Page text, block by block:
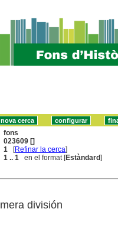
fons
023609 []
1 [Refinar la cerca]
1 .. 1 en el format [Estàndard]
división